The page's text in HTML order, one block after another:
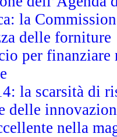
la
delle forniture
per finanziare
la scarsità di
delle
nella